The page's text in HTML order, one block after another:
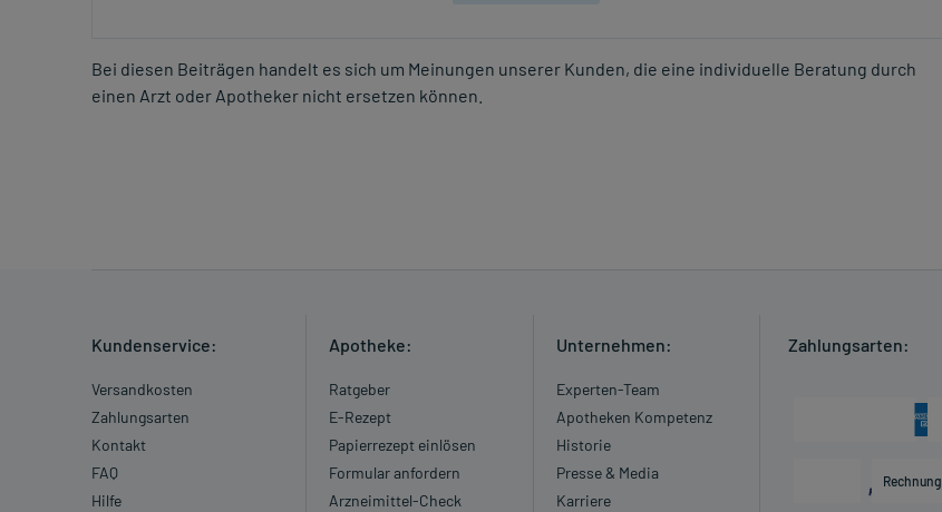
Bei diesen Beiträgen handelt es sich um Meinungen unserer Kunden, die eine individuelle Beratung durch
einen Arzt oder Apotheker nicht ersetzen können.
Kundenservice:
Versandkosten
Zahlungsarten
Kontakt
FAQ
Hilfe
Apotheke:
Ratgeber
E-Rezept
Papierrezept einlösen
Formular anfordern
Arzneimittel-Check
Unternehmen:
Experten-Team
Apotheken Kompetenz
Historie
Presse & Media
Karriere
Zahlungsarten:
Rechnung